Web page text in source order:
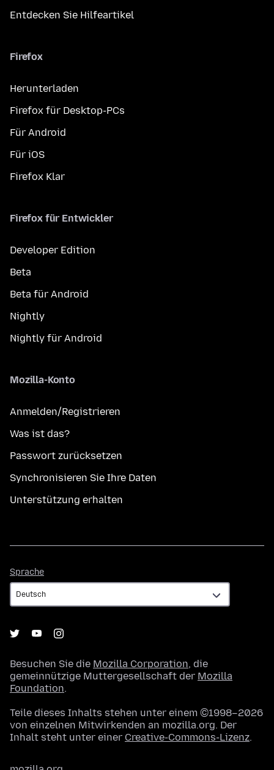
Entdecken Sie Hilfeartikel
Firefox
Herunterladen
Firefox für Desktop-PCs
Für Android
Für iOS
Firefox Klar
Firefox für Entwickler
Developer Edition
Beta
Beta für Android
Nightly
Nightly für Android
Mozilla-Konto
Anmelden/Registrieren
Was ist das?
Passwort zurücksetzen
Synchronisieren Sie Ihre Daten
Unterstützung erhalten
Sprache
Besuchen Sie die Mozilla Corporation, die
gemeinnützige Muttergesellschaft der Mozilla
Foundation.
Teile dieses Inhalts stehen unter einem ©1998–2026
von einzelnen Mitwirkenden an mozilla.org. Der
Inhalt steht unter einer Creative-Commons-Lizenz.